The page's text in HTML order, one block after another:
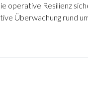
operative Resilienz
Überwachung rund